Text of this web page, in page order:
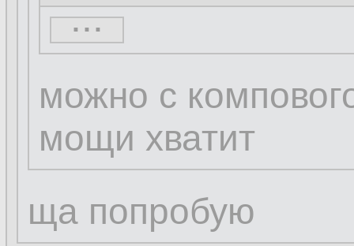
......
можно с
мощи хватит
ща попробую